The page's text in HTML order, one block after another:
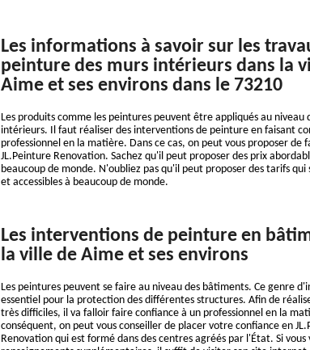
Les informations à savoir sur les
peinture des murs intérieurs dans la
Aime et ses environs dans le 73210
Les produits comme les peintures peuvent être appliqués au niveau
intérieurs. Il faut réaliser des interventions de peinture en faisant
professionnel en la matière. Dans ce cas, on peut vous proposer de
JL.Peinture Renovation. Sachez qu'il peut proposer des prix
beaucoup de monde. N'oubliez pas qu'il peut proposer des tarifs qui
et accessibles à beaucoup de monde.
Les interventions de peinture en
la ville de Aime et ses environs
Les peintures peuvent se faire au niveau des bâtiments. Ce genre
essentiel pour la protection des différentes structures. Afin de
très difficiles, il va falloir faire confiance à un professionnel en la
conséquent, on peut vous conseiller de placer votre confiance en
Renovation qui est formé dans des centres agréés par l'État. Si vous